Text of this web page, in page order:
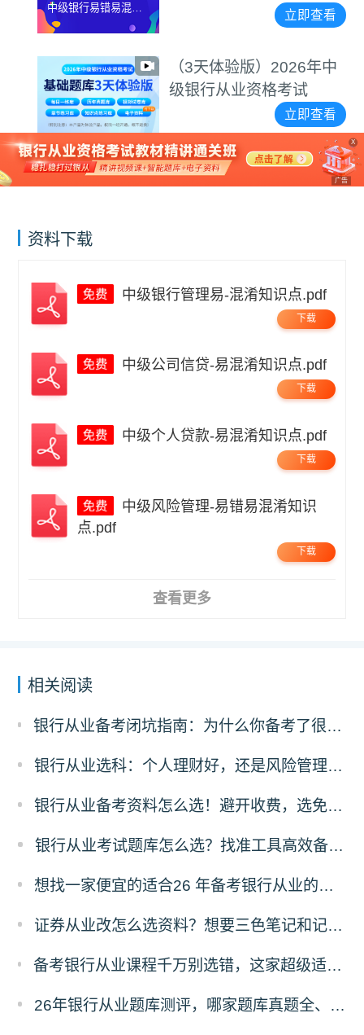
中级银行易错易混淆&
计算题等专项突破视
频
等专项突破视频
立即查看
（3天体验版）2026年中
级银行从业资格考试
立即查看
X
广告
资料下载
中级银行管理易-混淆知识点.pdf
下载
中级公司信贷-易混淆知识点.pdf
下载
中级个人贷款-易混淆知识点.pdf
下载
点.pdf
下载
查看更多
相关阅读
银行从业备考闭坑指南：为什么你备考了很久过不了？可能是刷错了题！
银行从业选科：个人理财好，还是风险管理更有前途？
银行从业备考资料怎么选！避开收费，选免费资料，省太多！
银行从业考试题库怎么选？找准工具高效备考！
想找一家便宜的适合26 年备考银行从业的刷题题库，求推荐！
证券从业改怎么选资料？想要三色笔记和记忆口诀资料哪里有？
备考银行从业课程千万别选错，这家超级适合零基础，主要还实惠！
26年银行从业题库测评，哪家题库真题全、免费东西多？